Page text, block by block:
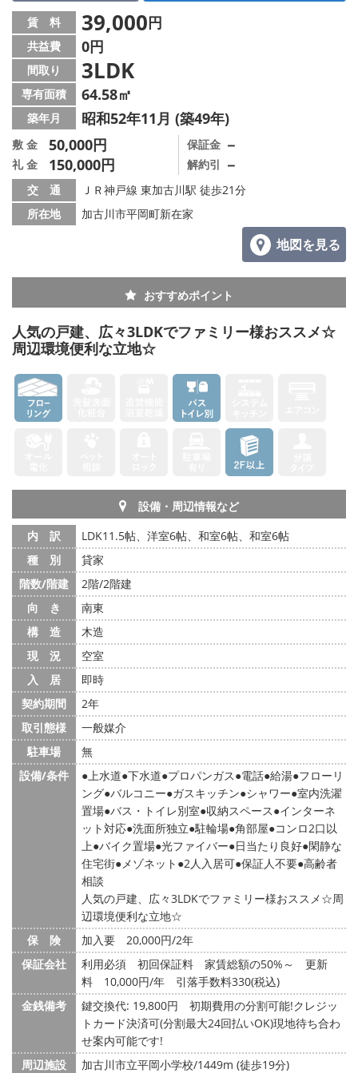
メールでお問い合わせ
賃 料 39,000円
共益費 0円
間取り 3LDK
専有面積 64.58㎡
築年月 昭和52年11月 (築49年)
敷 金 50,000円
礼 金 150,000円
保証金 －
解約引 －
交 通
ＪＲ神戸線 東加古川駅 徒歩21分
所在地
加古川市平岡町新在家
地図を見る
おすすめポイント
人気の戸建、広々3LDKでファミリー様おススメ☆
周辺環境便利な立地☆
設備・周辺情報など
内 訳
LDK11.5帖、洋室6帖、和室6帖、和室6帖
種 別
貸家
階数/階建
2階/2階建
向 き
南東
構 造
木造
現 況
空室
入 居
即時
契約期間
2年
取引態様
一般媒介
駐車場
無
設備/条件
上水道 下水道 プロパンガス 電話 給湯 フローリ
ング バルコニー ガスキッチン シャワー 室内洗濯
置場 バス・トイレ別室 収納スペース インターネ
ット対応 洗面所独立 駐輪場 角部屋 コンロ2口以
上 バイク置場 光ファイバー 日当たり良好 閑静な
住宅街 メゾネット 2人入居可 保証人不要 高齢者
相談
人気の戸建、広々3LDKでファミリー様おススメ☆周
辺環境便利な立地☆
保 険
加入要 20,000円/2年
保証会社
利用必須 初回保証料 家賃総額の50%～ 更新
料 10,000円/年 引落手数料330(税込)
金銭備考
鍵交換代: 19,800円
初期費用の分割可能!クレジッ
トカード決済可(分割最大24回払いOK)現地待ち合わ
せ案内可能です!
周辺施設
加古川市立平岡小学校/1449m (徒歩19分)